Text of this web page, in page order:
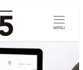
MENU